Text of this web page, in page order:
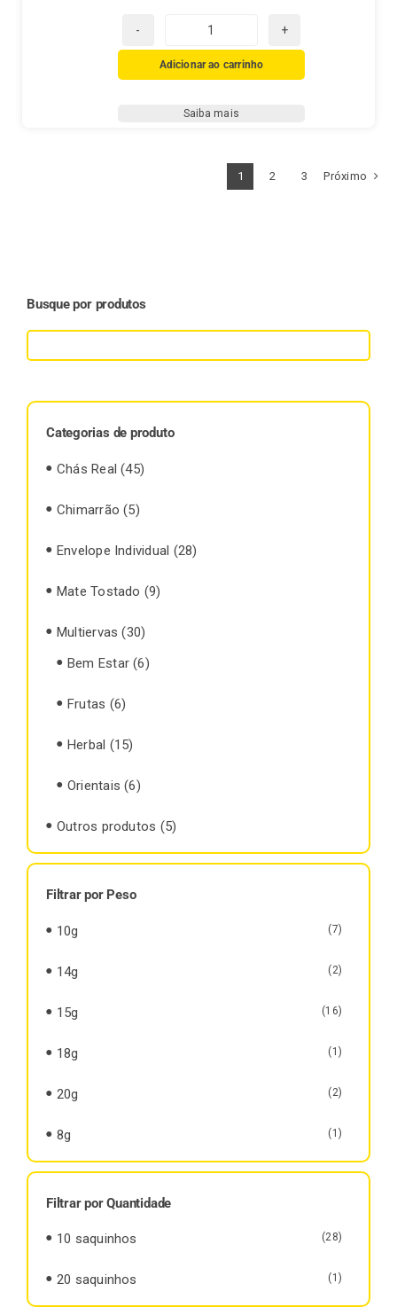
Chá
Real
Suave
Noite
Adicionar ao carrinho
Saiba mais
1 2 3 Próximo
Busque por produtos
Categorias de produto
Chás Real (45)
Chimarrão (5)
Envelope Individual (28)
Mate Tostado (9)
Multiervas (30)
Bem Estar (6)
Frutas (6)
Herbal (15)
Orientais (6)
Outros produtos (5)
Filtrar por Peso
10g (7)
14g (2)
15g (16)
18g (1)
20g (2)
8g (1)
Filtrar por Quantidade
10 saquinhos (28)
20 saquinhos (1)